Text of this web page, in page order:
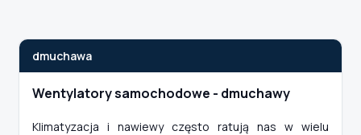
dmuchawa
Wentylatory samochodowe - dmuchawy
Klimatyzacja i nawiewy często ratują nas w wielu